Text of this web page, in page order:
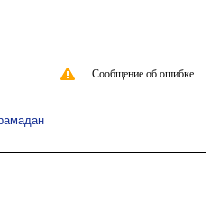
Сообщение об ошибке